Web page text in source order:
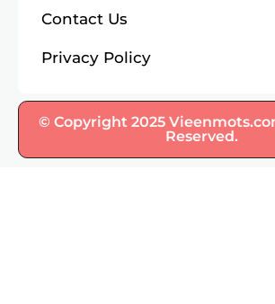
Contact Us
Privacy Policy
© Copyright 2025
Reserved.